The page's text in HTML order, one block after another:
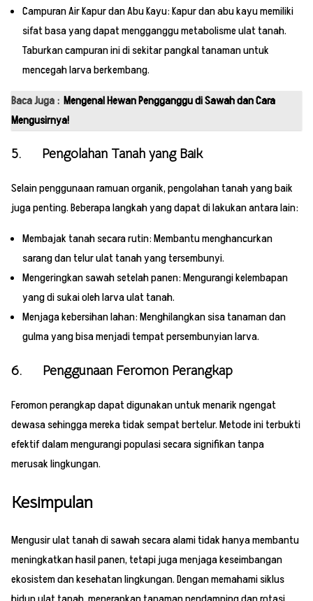
Campuran Air Kapur dan Abu Kayu: Kapur dan abu kayu memiliki
sifat basa yang dapat mengganggu metabolisme ulat tanah.
Taburkan campuran ini di sekitar pangkal tanaman untuk
mencegah larva berkembang.
Baca Juga : Mengenal Hewan Pengganggu di Sawah dan Cara
Mengusirnya!
5. Pengolahan Tanah yang Baik
Selain penggunaan ramuan organik, pengolahan tanah yang baik
juga penting. Beberapa langkah yang dapat di lakukan antara lain:
Membajak tanah secara rutin: Membantu menghancurkan
sarang dan telur ulat tanah yang tersembunyi.
Mengeringkan sawah setelah panen: Mengurangi kelembapan
yang di sukai oleh larva ulat tanah.
Menjaga kebersihan lahan: Menghilangkan sisa tanaman dan
gulma yang bisa menjadi tempat persembunyian larva.
6. Penggunaan Feromon Perangkap
Feromon perangkap dapat digunakan untuk menarik ngengat
dewasa sehingga mereka tidak sempat bertelur. Metode ini terbukti
efektif dalam mengurangi populasi secara signifikan tanpa
merusak lingkungan.
Kesimpulan
Mengusir ulat tanah di sawah secara alami tidak hanya membantu
meningkatkan hasil panen, tetapi juga menjaga keseimbangan
ekosistem dan kesehatan lingkungan. Dengan memahami siklus